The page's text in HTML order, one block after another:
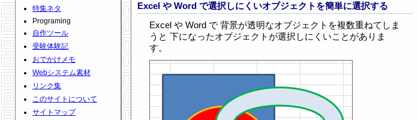
特集ネタ
Programing
自作ツール
受験体験記
おでかけメモ
Webシステム素材
リンク集
このサイトについて
サイトマップ
Excel や Word で選択しにくいオブジェクトを簡単に選択する
Excel や Word で 背景が透明なオブジェクトを複数重ねてしま
うと 下になったオブジェクトが選択しにくいことがありま
す。